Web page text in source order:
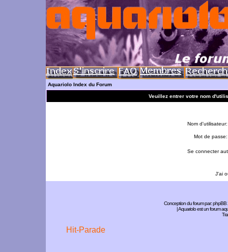
Aquariolo Index du Forum
Veuillez entrer votre nom
Nom d'utilisateur:
Mot de passe:
Se connecter
J'ai
Conception du forum par:phpBB
| Aquariolo est un forum